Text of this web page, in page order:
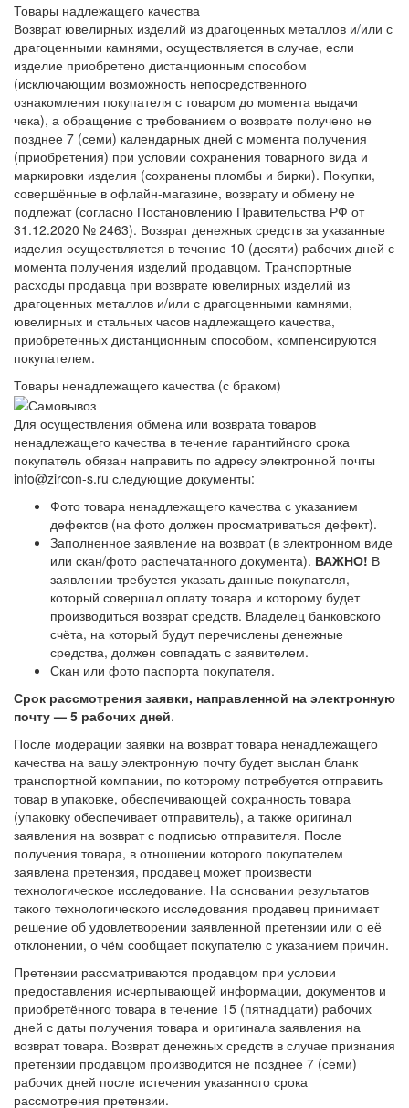
Товары надлежащего качества
Возврат ювелирных изделий из драгоценных металлов и/или с
драгоценными камнями, осуществляется в случае, если
изделие приобретено дистанционным способом
(исключающим возможность непосредственного
ознакомления покупателя с товаром до момента выдачи
чека), а обращение с требованием о возврате получено не
позднее 7 (семи) календарных дней с момента получения
(приобретения) при условии сохранения товарного вида и
маркировки изделия (сохранены пломбы и бирки). Покупки,
совершённые в офлайн-магазине, возврату и обмену не
подлежат (согласно Постановлению Правительства РФ от
31.12.2020 № 2463). Возврат денежных средств за указанные
изделия осуществляется в течение 10 (десяти) рабочих дней с
момента получения изделий продавцом. Транспортные
расходы продавца при возврате ювелирных изделий из
драгоценных металлов и/или с драгоценными камнями,
ювелирных и стальных часов надлежащего качества,
приобретенных дистанционным способом, компенсируются
покупателем.
Товары ненадлежащего качества (с браком)
Для осуществления обмена или возврата товаров
ненадлежащего качества в течение гарантийного срока
покупатель обязан направить по адресу электронной почты
info@zircon-s.ru следующие документы:
Фото товара ненадлежащего качества с указанием
дефектов (на фото должен просматриваться дефект).
Заполненное заявление на возврат (в электронном виде
или скан/фото распечатанного документа). ВАЖНО! В
заявлении требуется указать данные покупателя,
который совершал оплату товара и которому будет
производиться возврат средств. Владелец банковского
счёта, на который будут перечислены денежные
средства, должен совпадать с заявителем.
Скан или фото паспорта покупателя.
Срок рассмотрения заявки, направленной на электронную
почту — 5 рабочих дней.
После модерации заявки на возврат товара ненадлежащего
качества на вашу электронную почту будет выслан бланк
транспортной компании, по которому потребуется отправить
товар в упаковке, обеспечивающей сохранность товара
(упаковку обеспечивает отправитель), а также оригинал
заявления на возврат с подписью отправителя. После
получения товара, в отношении которого покупателем
заявлена претензия, продавец может произвести
технологическое исследование. На основании результатов
такого технологического исследования продавец принимает
решение об удовлетворении заявленной претензии или о её
отклонении, о чём сообщает покупателю с указанием причин.
Претензии рассматриваются продавцом при условии
предоставления исчерпывающей информации, документов и
приобретённого товара в течение 15 (пятнадцати) рабочих
дней с даты получения товара и оригинала заявления на
возврат товара. Возврат денежных средств в случае признания
претензии продавцом производится не позднее 7 (семи)
рабочих дней после истечения указанного срока
рассмотрения претензии.